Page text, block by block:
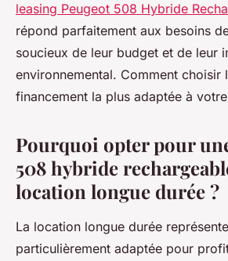
leasing Peugeot 508 Hybride
répond parfaitement aux besoins
soucieux de leur budget et de leur
environnemental. Comment choisir
financement la plus adaptée à
Pourquoi opter pour
508 hybride
location longue durée ?
La location longue durée
particulièrement adaptée pour